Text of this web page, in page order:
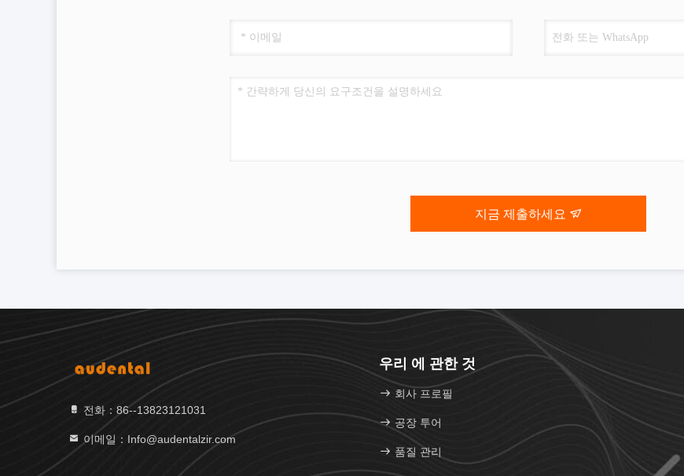
지금 제출하세요
전화：86--13823121031
이메일：Info@audentalzir.com
우리 에 관한 것
회사 프로필
공장 투어
품질 관리